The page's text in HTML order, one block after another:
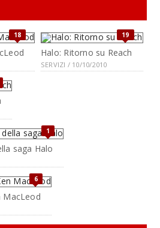
18 19
Halo: Ritorno su Reach
SERVIZI / 10/10/2010
1
saga Halo
6
MacLeod